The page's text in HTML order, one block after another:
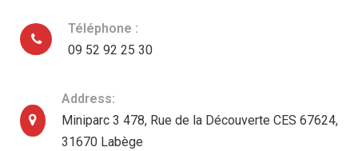
Téléphone :
09 52 92 25 30
Address:
Miniparc 3 478, Rue de la Découverte CES 67624,
31670 Labège